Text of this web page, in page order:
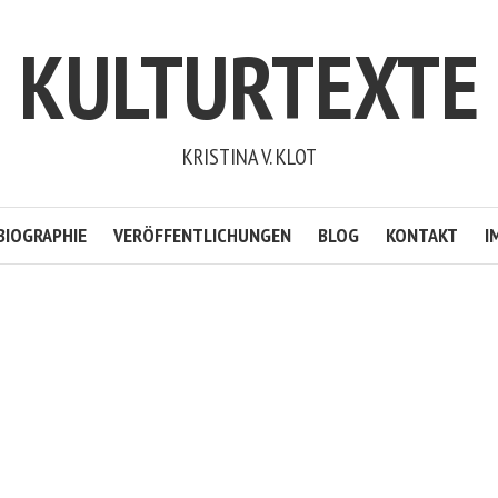
KULTURTEXTE
KRISTINA V. KLOT
VERÖFFENTLICHUNGEN BLOG KONTAKT